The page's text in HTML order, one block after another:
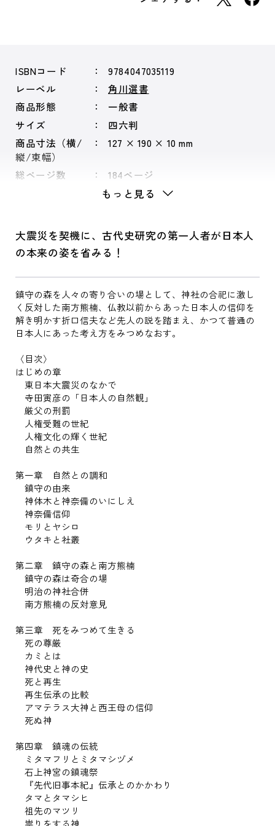
ISBNコード
9784047035119
レーベル
角川選書
商品形態
一般書
サイズ
四六判
商品寸法（横/
縦/束幅）
127 × 190 × 10 mm
総ページ数 184ページ
もっと見る
大震災を契機に、古代史研究の第一人者が日本人
の本来の姿を省みる！
鎮守の森を人々の寄り合いの場として、神社の合祀に激し
く反対した南方熊楠、仏教以前からあった日本人の信仰を
解き明かす折口信夫など先人の説を踏まえ、かつて普通の
日本人にあった考え方をみつめなおす。
〈目次〉
はじめの章
東日本大震災のなかで
寺田寅彦の「日本人の自然観」
厳父の刑罰
人権受難の世紀
人権文化の輝く世紀
自然との共生
第一章 自然との調和
鎮守の由来
神体木と神奈備のいにしえ
神奈備信仰
モリとヤシロ
ウタキと社叢
第二章 鎮守の森と南方熊楠
鎮守の森は奇合の場
明治の神社合併
南方熊楠の反対意見
第三章 死をみつめて生きる
死の尊厳
カミとは
神代史と神の史
死と再生
再生伝承の比較
アマテラス大神と西王母の信仰
死ぬ神
第四章 鎮魂の伝統
ミタマフリとミタマシヅメ
石上神宮の鎮魂祭
『先代旧事本紀』伝承とのかかわり
タマとタマシヒ
祖先のマツリ